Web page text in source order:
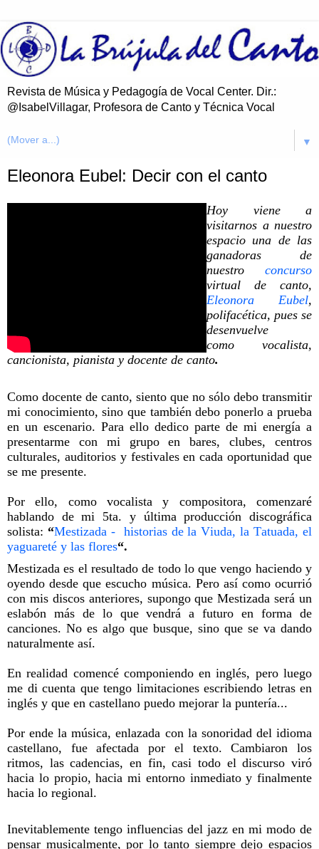
Revista de Música y Pedagogía de Vocal Center. Dir.:
@IsabelVillagar, Profesora de Canto y Técnica Vocal
▼
Eleonora Eubel: Decir con el canto
Hoy viene a
visitarnos a nuestro
espacio una de las
ganadoras de
nuestro concurso
virtual de canto,
Eleonora Eubel,
polifacética, pues se
desenvuelve
como vocalista,
cancionista, pianista y docente de canto.
Como docente de canto, siento que no sólo debo transmitir
mi conocimiento, sino que también debo ponerlo a prueba
en un escenario. Para ello dedico parte de mi energía a
presentarme con mi grupo en bares, clubes, centros
culturales, auditorios y festivales en cada oportunidad que
se me presente.
Por ello, como vocalista y compositora, comenzaré
hablando de mi 5ta. y última producción discográfica
solista: “Mestizada - historias de la Viuda, la Tatuada, el
yaguareté y las flores“.
Mestizada es el resultado de todo lo que vengo haciendo y
oyendo desde que escucho música. Pero así como ocurrió
con mis discos anteriores, supongo que Mestizada será un
eslabón más de lo que vendrá a futuro en forma de
canciones. No es algo que busque, sino que se va dando
naturalmente así.
En realidad comencé componiendo en inglés, pero luego
me di cuenta que tengo limitaciones escribiendo letras en
inglés y que en castellano puedo mejorar la puntería...
Por ende la música, enlazada con la sonoridad del idioma
castellano, fue afectada por el texto. Cambiaron los
ritmos, las cadencias, en fin, casi todo el discurso viró
hacia lo propio, hacia mi entorno inmediato y finalmente
hacia lo regional.
Inevitablemente tengo influencias del jazz en mi modo de
pensar musicalmente, por lo tanto siempre dejo espacios